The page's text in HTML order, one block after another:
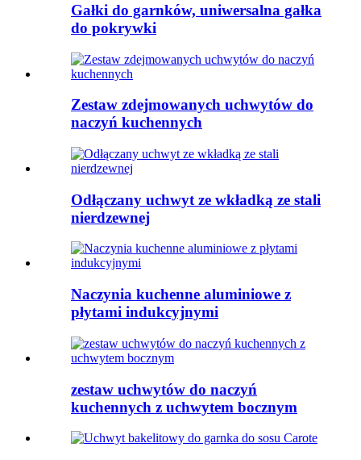
Gałki do garnków, uniwersalna gałka
do pokrywki
Zestaw zdejmowanych uchwytów do
naczyń kuchennych
Odłączany uchwyt ze wkładką ze stali
nierdzewnej
Naczynia kuchenne aluminiowe z
płytami indukcyjnymi
zestaw uchwytów do naczyń
kuchennych z uchwytem bocznym